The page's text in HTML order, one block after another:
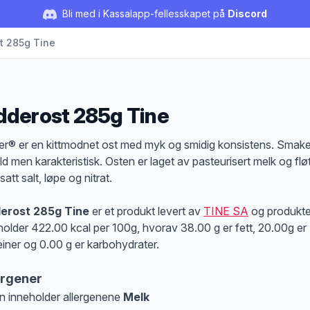
Bli med i Kassalapp-fellesskapet på Discord
285g Tine
285g Tine
er en kittmodnet ost med myk og smidig konsistens.
men karakteristisk. Osten er laget av pasteurisert melk og
salt, løpe og nitrat.
285g Tineer et produkt levert av TINE SA og
422.00 kcal per 100g, hvorav 38.00 g er fett, 20.00g er
og 0.00 g er karbohydrater.
inneholder allergenene Melk